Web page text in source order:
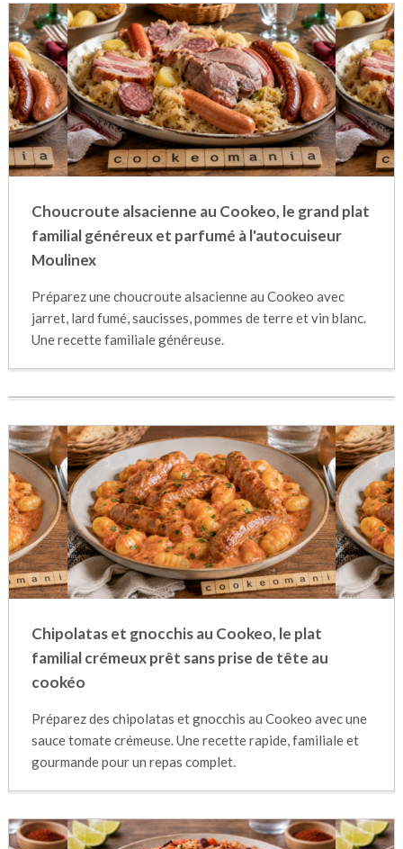
Choucroute alsacienne au Cookeo, le grand plat
familial généreux et parfumé à l'autocuiseur
Moulinex
Préparez une choucroute alsacienne au Cookeo avec
jarret, lard fumé, saucisses, pommes de terre et vin blanc.
Une recette familiale généreuse.
Chipolatas et gnocchis au Cookeo, le plat
familial crémeux prêt sans prise de tête au
cookéo
Préparez des chipolatas et gnocchis au Cookeo avec une
sauce tomate crémeuse. Une recette rapide, familiale et
gourmande pour un repas complet.